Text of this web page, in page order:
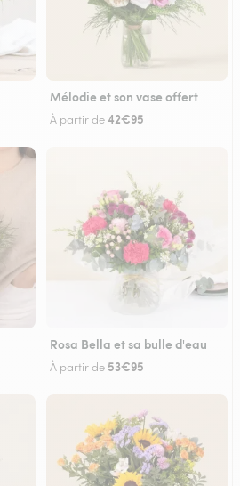
Mélodie et son vase offert
À partir de42€95
Rosa Bella et sa bulle d'eau
À partir de 53€95